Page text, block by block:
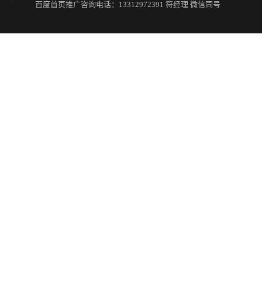
百度首页推广咨询电话：13312972391 符经理 微信同号